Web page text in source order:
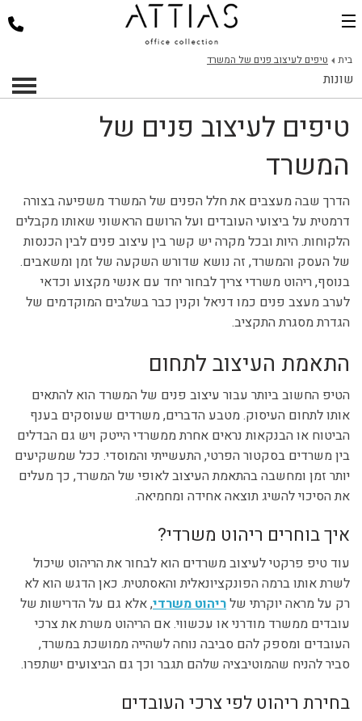
בית
כסאות למשרד
פינות ישיבה
ארגונומיה במשרד
פרוייקטים
אודות
צור קשר
בית טיפים לעיצוב פנים של המשרד
שונות
טיפים לעיצוב פנים של
המשרד
הדרך שבה מעצבים את חלל הפנים של המשרד משפיעה בצורה
דרמטית על ביצועי העובדים ועל הרושם הראשוני שאותו מקבלים
הלקוחות. היות ובכל מקרה יש קשר בין עיצוב פנים לבין הכנסות
של העסק והמשרד, זה נושא שדורש השקעה של זמן ומשאבים.
בנוסף, ריהוט משרדי צריך לבחור יחד עם אנשי מקצוע וכדאי
לערב מעצב פנים כמו דניאל וקנין כבר בשלבים המוקדמים של
הגדרת מסגרת התקציב.
התאמת העיצוב לתחום
הטיפ החשוב ביותר עבור עיצוב פנים של המשרד הוא להתאים
אותו לתחום העיסוק. מטבע הדברים, משרדים שעוסקים בענף
הביטוח או הבנקאות נראים אחרת ממשרדי הייטק ויש גם הבדלים
בין משרדים בסקטור הפרטי, התעשייתי והמוסדי. ככל שמשקיעים
יותר זמן ומחשבה בהתאמת העיצוב לאופי של המשרד, כך מעלים
את הסיכוי להשיג תוצאה אחידה ומחמיאה.
איך בוחרים ריהוט משרדי?
עוד טיפ פרקטי לעיצוב משרדים הוא לבחור את הריהוט שיכול
לשרת אותו ברמה הפונקציונאלית והאסתטית. כאן הדגש הוא לא
רק על מראה יוקרתי שלריהוט משרדי, אלא גם על הדרישות של
עובדים ממשרד מודרני או עכשווי. אם הריהוט משרת את צרכי
העובדים ומספק להם סביבה נוחה לשהייה ממושכת במשרד,
סביר להניח שהמוטיבציה שלהם תגבר וכך גם הביצועים ישתפרו.
בחירת ריהוט לפי צרכי העובדים